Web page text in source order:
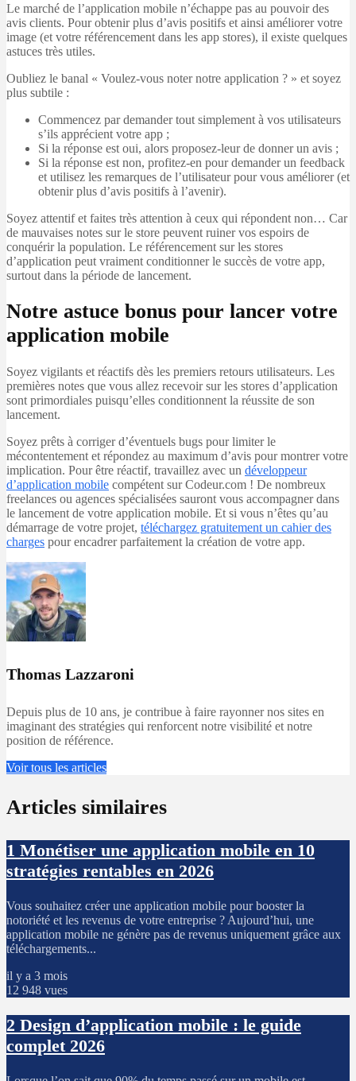
Le marché de l’application mobile n’échappe pas au pouvoir des
avis clients. Pour obtenir plus d’avis positifs et ainsi améliorer votre
image (et votre référencement dans les app stores), il existe quelques
astuces très utiles.
Oubliez le banal « Voulez-vous noter notre application ? » et soyez
plus subtile :
Commencez par demander tout simplement à vos utilisateurs
s’ils apprécient votre app ;
Si la réponse est oui, alors proposez-leur de donner un avis ;
Si la réponse est non, profitez-en pour demander un feedback
et utilisez les remarques de l’utilisateur pour vous améliorer (et
obtenir plus d’avis positifs à l’avenir).
Soyez attentif et faites très attention à ceux qui répondent non… Car
de mauvaises notes sur le store peuvent ruiner vos espoirs de
conquérir la population. Le référencement sur les stores
d’application peut vraiment conditionner le succès de votre app,
surtout dans la période de lancement.
Notre astuce bonus pour lancer votre
application mobile
Soyez vigilants et réactifs dès les premiers retours utilisateurs. Les
premières notes que vous allez recevoir sur les stores d’application
sont primordiales puisqu’elles conditionnent la réussite de son
lancement.
Soyez prêts à corriger d’éventuels bugs pour limiter le
mécontentement et répondez au maximum d’avis pour montrer votre
implication. Pour être réactif, travaillez avec un développeur
d’application mobile compétent sur Codeur.com ! De nombreux
freelances ou agences spécialisées sauront vous accompagner dans
le lancement de votre application mobile. Et si vous n’êtes qu’au
démarrage de votre projet, téléchargez gratuitement un cahier des
charges pour encadrer parfaitement la création de votre app.
Thomas Lazzaroni
Depuis plus de 10 ans, je contribue à faire rayonner nos sites en
imaginant des stratégies qui renforcent notre visibilité et notre
position de référence.
Voir tous les articles
Articles similaires
1 Monétiser une application mobile en 10
stratégies rentables en 2026
Vous souhaitez créer une application mobile pour booster la
notoriété et les revenus de votre entreprise ? Aujourd’hui, une
application mobile ne génère pas de revenus uniquement grâce aux
téléchargements...
il y a 3 mois
12 948 vues
2 Design d’application mobile : le guide
complet 2026